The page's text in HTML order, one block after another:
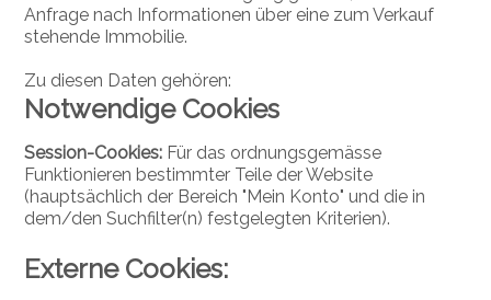
Anfrage nach Informationen über eine zum Verkauf
stehende Immobilie.
Zu diesen Daten gehören:
Notwendige Cookies
Session-Cookies: Für das ordnungsgemässe
Funktionieren bestimmter Teile der Website
(hauptsächlich der Bereich "Mein Konto" und die in
dem/den Suchfilter(n) festgelegten Kriterien).
Externe Cookies: